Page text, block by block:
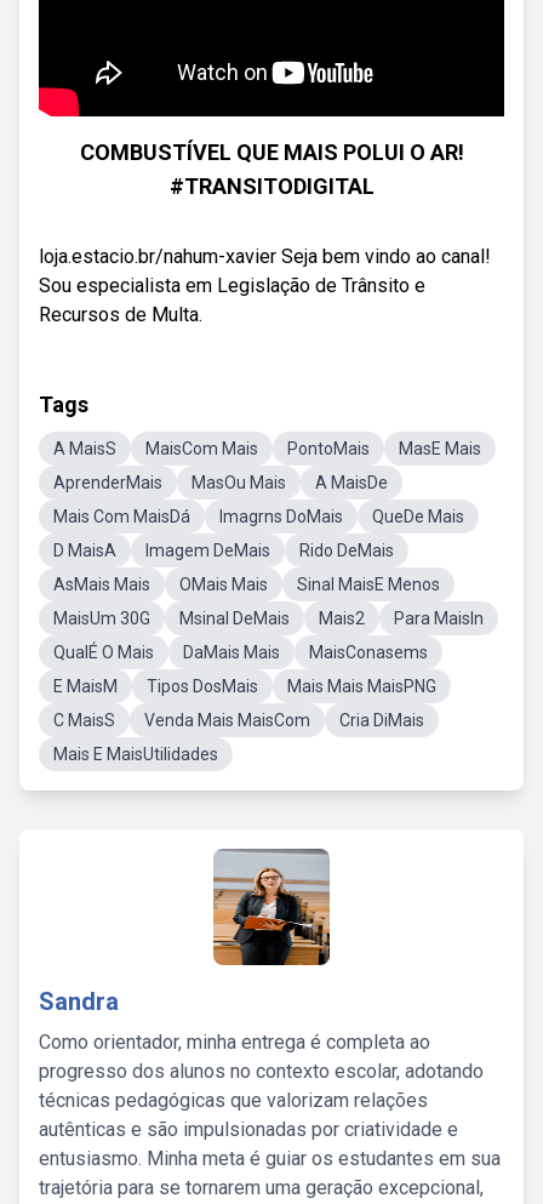
COMBUSTÍVEL QUE MAIS POLUI O AR!
#TRANSITODIGITAL
loja.estacio.br/nahum-xavier Seja bem vindo ao canal!
Sou especialista em Legislação de Trânsito e
Recursos de Multa.
Tags
A MaisS MaisCom Mais PontoMais
MasE Mais
AprenderMais
MasOu Mais
A MaisDe
Mais Com MaisDá
Imagrns DoMais
QueDe Mais
D MaisA
Imagem DeMais
Rido DeMais
AsMais Mais
OMais Mais
Sinal MaisE Menos
MaisUm 30G
Msinal DeMais Mais2
Para MaisIn
QualÉ O Mais
DaMais Mais
MaisConasems
E MaisM
Tipos DosMais
Mais Mais MaisPNG
C MaisS
Venda Mais MaisCom
Cria DiMais
Mais E MaisUtilidades
Sandra
Como orientador, minha entrega é completa ao
progresso dos alunos no contexto escolar, adotando
técnicas pedagógicas que valorizam relações
autênticas e são impulsionadas por criatividade e
entusiasmo. Minha meta é guiar os estudantes em sua
trajetória para se tornarem uma geração excepcional,